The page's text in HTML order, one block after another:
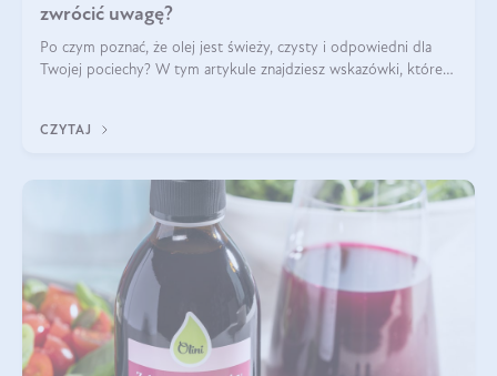
zwrócić uwagę?
Po czym poznać, że olej jest świeży, czysty i odpowiedni dla
Twojej pociechy? W tym artykule znajdziesz wskazówki, które
CZYTAJ